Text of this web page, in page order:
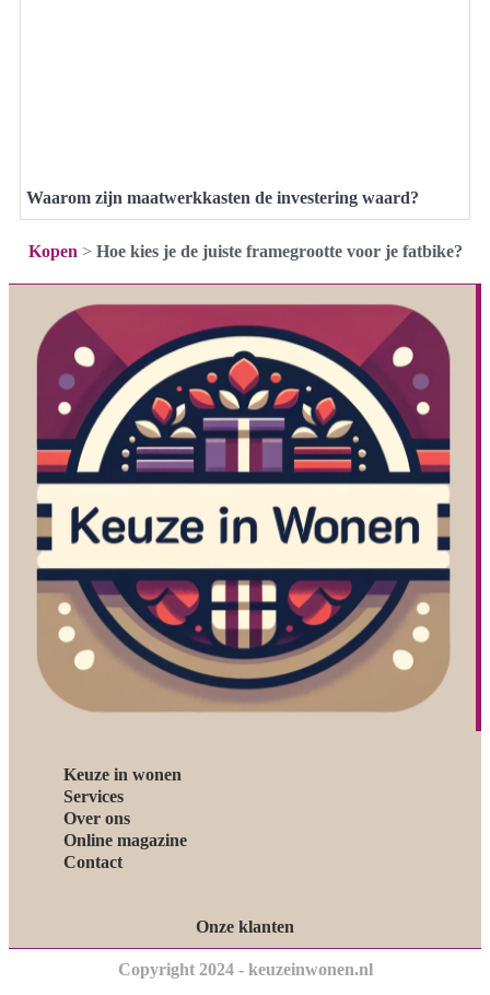
Waarom zijn maatwerkkasten de investering waard?
Kopen > Hoe kies je de juiste framegrootte voor je fatbike?
Keuze in wonen
Services
Over ons
Online magazine
Contact
Onze klanten
Copyright 2024 - keuzeinwonen.nl